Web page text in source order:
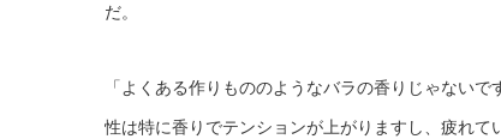
だ。
「よくある作りもののようなバラの香りじゃない
性は特に香りでテンションが上がりますし、疲れ